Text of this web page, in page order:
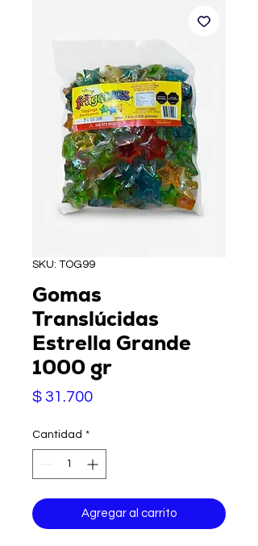
SKU: TOG99
Gomas
Translúcidas
Estrella Grande
1000 gr
$ 31.700Precio
Cantidad *
Agregar al carrito